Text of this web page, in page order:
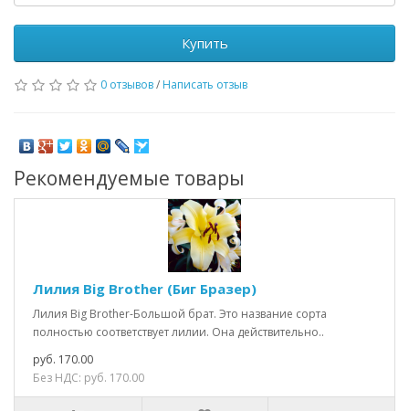
Купить
0 отзывов/ Написать отзыв
Рекомендуемые товары
Лилия Big Brother (Биг Бразер)
Лилия Big Brother-Большой брат. Это название сорта
полностью соответствует лилии. Она действительно..
руб. 170.00
Без НДС: руб. 170.00